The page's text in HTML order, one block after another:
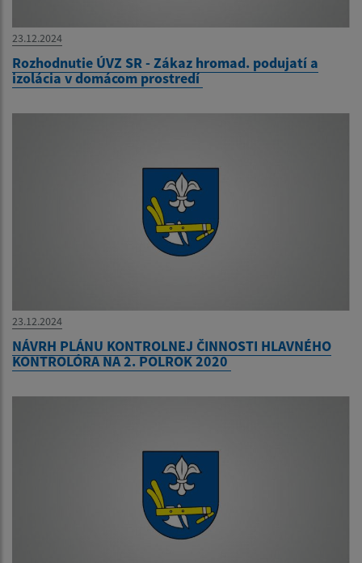
23.12.2024
Rozhodnutie ÚVZ SR - Zákaz hromad. podujatí a
izolácia v domácom prostredí
23.12.2024
NÁVRH PLÁNU KONTROLNEJ ČINNOSTI HLAVNÉHO
KONTROLÓRA NA 2. POLROK 2020